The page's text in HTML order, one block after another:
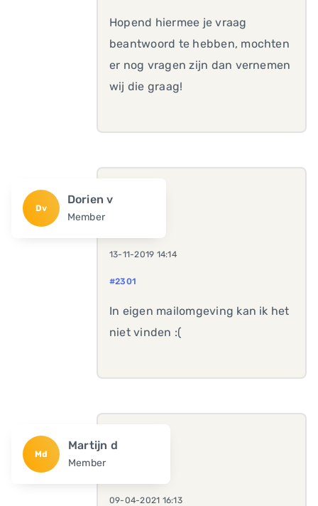
Hopend hiermee je vraag
beantwoord te hebben, mochten
er nog vragen zijn dan vernemen
wij die graag!
Dv
Dorien v
Member
13-11-2019 14:14
#2301
In eigen mailomgeving kan ik het
niet vinden :(
Md
Martijn d
Member
09-04-2021 16:13